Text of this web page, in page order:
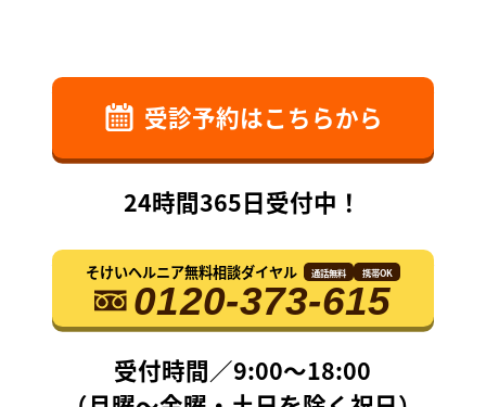
受診予約はこちらから
24時間365日受付中！
そけいヘルニア無料相談ダイヤル 通話無料 携帯OK
0120-373-615
受付時間／9:00〜18:00